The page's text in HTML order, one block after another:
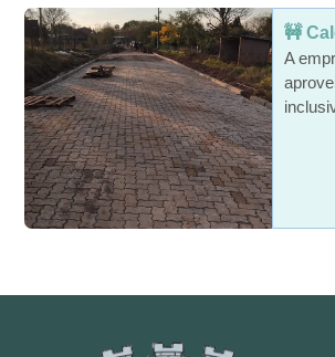
🚧
A